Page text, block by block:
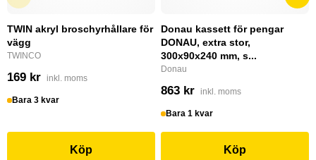
TWIN akryl broschyrhållare för
vägg
TWINCO
169 kr inkl. moms
Bara 3 kvar
Köp
Donau kassett för pengar
DONAU, extra stor,
300x90x240 mm, s...
Donau
863 kr inkl. moms
Bara 1 kvar
Köp